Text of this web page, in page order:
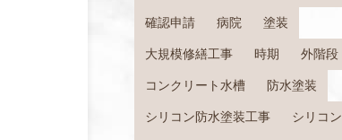
確認申請 病院 塗装
大規模修繕工事 時期 外階段
コンクリート水槽 防水塗装
シリコン防水塗装工事 シリコン